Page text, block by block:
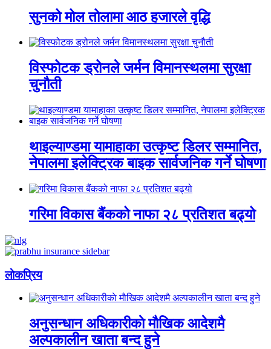
सुनको मोल तोलामा आठ हजारले वृद्धि
विस्फोटक ड्रोनले जर्मन विमानस्थलमा सुरक्षा
चुनौती
थाइल्याण्डमा यामाहाका उत्कृष्ट डिलर सम्मानित,
नेपालमा इलेक्ट्रिक बाइक सार्वजनिक गर्ने घोषणा
गरिमा विकास बैंकको नाफा २८ प्रतिशत बढ्यो
लाेकप्रिय
अनुसन्धान अधिकारीकाे माैखिक आदेशमै
अल्पकालीन खाता बन्द हुने